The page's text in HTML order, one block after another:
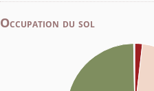
Occupation du sol